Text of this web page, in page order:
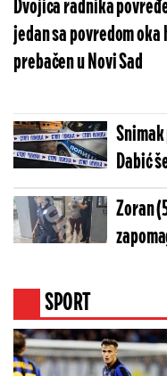
Dvojica radnika
jedan sa povredom oka
prebačen u Novi Sad
Dabić
sa leđa
Zoran
SPORT